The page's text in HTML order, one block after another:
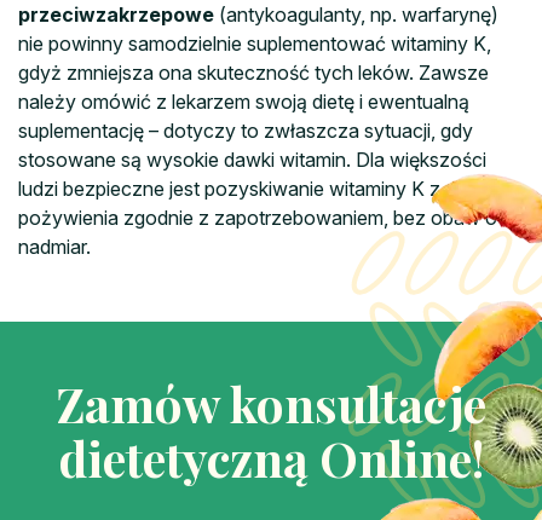
przeciwzakrzepowe (antykoagulanty, np. warfarynę)
nie powinny samodzielnie suplementować witaminy K,
gdyż zmniejsza ona skuteczność tych leków. Zawsze
należy omówić z lekarzem swoją dietę i ewentualną
suplementację – dotyczy to zwłaszcza sytuacji, gdy
stosowane są wysokie dawki witamin. Dla większości
ludzi bezpieczne jest pozyskiwanie witaminy K z
pożywienia zgodnie z zapotrzebowaniem, bez obaw o
nadmiar.
Zamów konsultacje
dietetyczną Online!